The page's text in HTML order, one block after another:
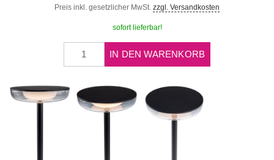
Preis inkl. gesetzlicher MwSt. zzgl. Versandkosten
sofort lieferbar!
IN DEN WARENKORB